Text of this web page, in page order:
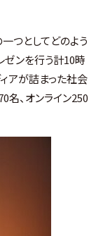
つとしてどのよう
ゼンを行う計10時
アが詰まった社会
、オンライン250